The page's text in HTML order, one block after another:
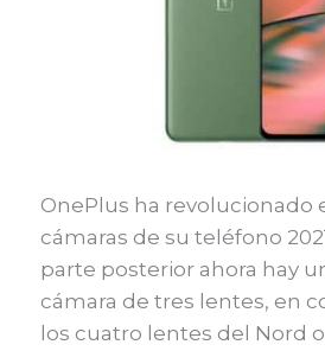
OnePlus ha revolucionado
cámaras de su teléfono
parte posterior ahora hay
cámara de tres lentes, en
los cuatro lentes del Nord